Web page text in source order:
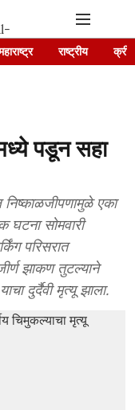
राष्ट्रीय
पडून सहा
निष्काळजीपणामुळे एका
घटना सोमवारी
परिसरात
झाकण तुटल्याने
दुर्दैवी मृत्यू झाला.